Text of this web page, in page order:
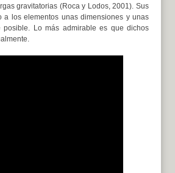
gravitatorias (Roca y Lodos, 2001). Sus
a los elementos unas dimensiones y unas
Lo más admirable es que dichos